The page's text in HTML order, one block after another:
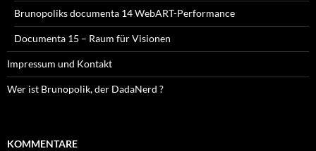
Brunopoliks documenta 14 WebART-Performance
Documenta 15 – Raum für Visionen
Impressum und Kontakt
Wer ist Brunopolik, der DadaNerd ?
KOMMENTARE